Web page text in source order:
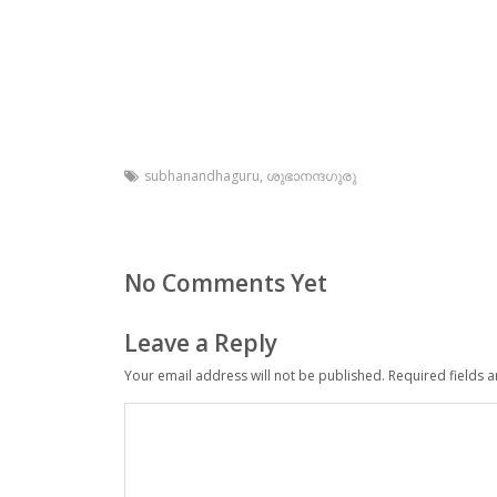
subhanandhaguru, ശുഭാനന്ദഗുരു
No Comments Yet
Leave a Reply
Your email address will not be published. Required fields